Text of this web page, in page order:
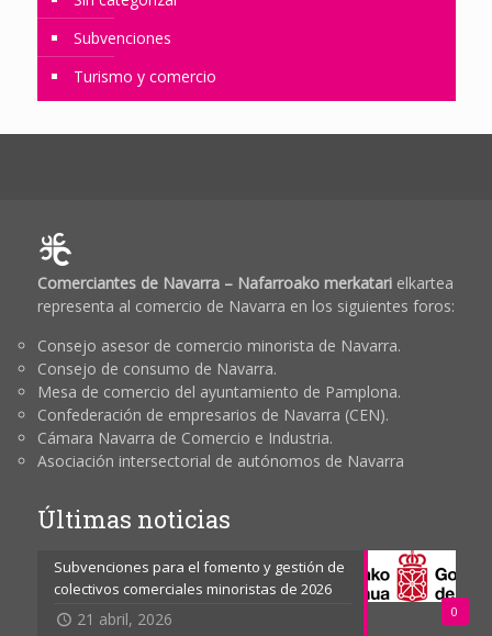
Subvenciones
Turismo y comercio
Comerciantes de Navarra – Nafarroako merkatarielkartea
representa al comercio de Navarra en los siguientes foros:
Consejo asesor de comercio minorista de Navarra.
Consejo de consumo de Navarra.
Mesa de comercio del ayuntamiento de Pamplona.
Confederación de empresarios de Navarra (CEN).
Cámara Navarra de Comercio e Industria.
Asociación intersectorial de autónomos de Navarra
Últimas noticias
0
Subvenciones para el fomento y gestión de
colectivos comerciales minoristas de 2026
21 abril, 2026